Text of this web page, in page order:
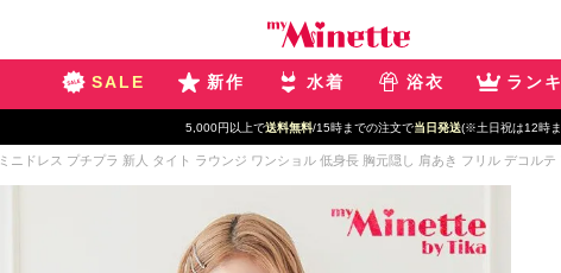
SALE 新作 水着 浴衣 ラン
5,000円以上で送料無料/15時までの注文で当日発送(※土日祝は12時
ミニドレス プチプラ 新人 タイト ラウンジ ワンショル 低身長 胸元隠し 肩あき フリル デコル